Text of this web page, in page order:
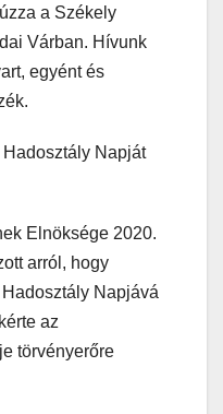
a Székely
Várban. Hívunk
egyént és
Napját
Elnöksége 2020.
arról, hogy
Napjává
az
törvényerőre